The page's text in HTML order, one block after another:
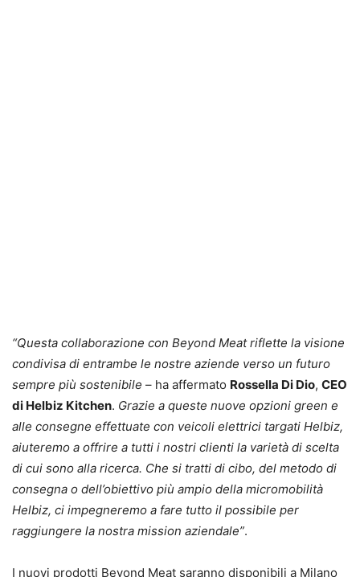
“Questa collaborazione con Beyond Meat riflette la visione
condivisa di entrambe le nostre aziende verso un futuro
sempre più sostenibile – ha affermato Rossella Di Dio, CEO
di Helbiz Kitchen. Grazie a queste nuove opzioni green e
alle consegne effettuate con veicoli elettrici targati Helbiz,
aiuteremo a offrire a tutti i nostri clienti la varietà di scelta
di cui sono alla ricerca. Che si tratti di cibo, del metodo di
consegna o dell’obiettivo più ampio della micromobilità
Helbiz, ci impegneremo a fare tutto il possibile per
raggiungere la nostra mission aziendale”.
I nuovi prodotti Beyond Meat saranno disponibili a Milano